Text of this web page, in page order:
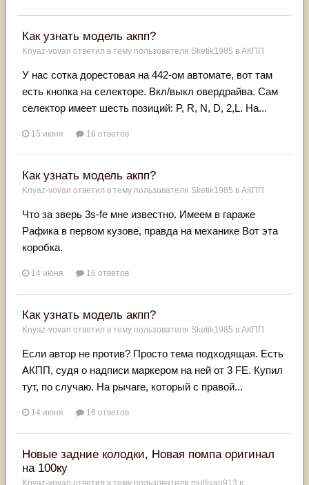
Как узнать модель акпп?
Knyaz-vovan ответил в тему пользователя Sketik1985 в АКПП
У нас сотка дорестовая на 442-ом автомате, вот там
есть кнопка на селекторе. Вкл/выкл овердрайва. Сам
селектор имеет шесть позиций: P, R, N, D, 2,L. На...
15 июня 16 ответов
Как узнать модель акпп?
Knyaz-vovan ответил в тему пользователя Sketik1985 в АКПП
Что за зверь 3s-fe мне известно. Имеем в гараже
Рафика в первом кузове, правда на механике Вот эта
коробка.
14 июня 16 ответов
Как узнать модель акпп?
Knyaz-vovan ответил в тему пользователя Sketik1985 в АКПП
Если автор не против? Просто тема подходящая. Есть
АКПП, судя о надписи маркером на ней от 3 FE. Купил
тут, по случаю. На рычаге, который с правой...
14 июня 16 ответов
Новые задние колодки, Новая помпа оригинал
на 100ку
Knyaz-vovan ответил в тему пользователя multivan913 в